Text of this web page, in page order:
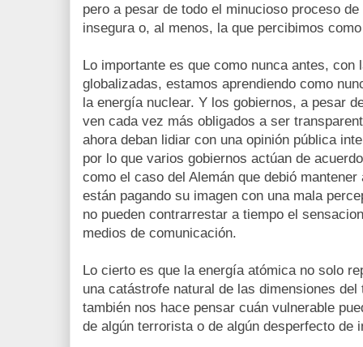
pero a pesar de todo el minucioso proceso
insegura o, al menos, la que percibimos
Lo importante es que como nunca antes, con
globalizadas, estamos aprendiendo como
la energía nuclear. Y los gobiernos, a pesar
ven cada vez más obligados a ser
ahora deban lidiar con una opinión pública
por lo que varios gobiernos actúan de
como el caso del Alemán que debió
están pagando su imagen con una mala
no pueden contrarrestar a tiempo el
medios de comunicación.
Lo cierto es que la energía atómica no solo
una catástrofe natural de las dimensiones
también nos hace pensar cuán vulnerable
de algún terrorista o de algún desperfecto de